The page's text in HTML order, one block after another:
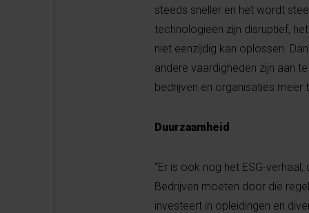
steeds sneller en het wordt
technologieën zijn disruptief,
niet eenzijdig kan oplossen.
andere vaardigheden zijn aan
bedrijven en organisaties meer
Duurzaamheid
“Er is ook nog het ESG-
Bedrijven moeten door die
investeert in opleidingen en